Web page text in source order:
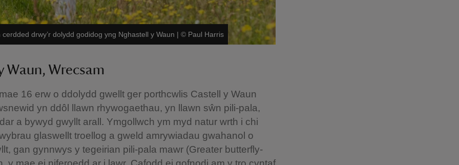
cerdded drwy’r dolydd godidog yng Nghastell y Waun | © Paul Harris
Waun, Wrecsam
16 erw o ddolydd gwellt ger porthcwlis Castell y Waun
yn ddôl llawn rhywogaethau, yn llawn sŵn pili-pala,
a bywyd gwyllt arall. Ymgollwch ym myd natur wrth i chi
glaswellt troellog a gweld amrywiadau gwahanol o
gan gynnwys y tegeirian pili-pala mawr (Greater butterfly-